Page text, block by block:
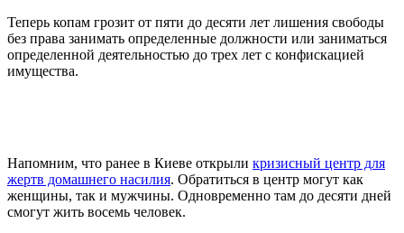
Теперь копам грозит от пяти до десяти лет лишения свободы
без права занимать определенные должности или заниматься
определенной деятельностью до трех лет с конфискацией
имущества.
Напомним, что ранее в Киеве открыли кризисный центр для
жертв домашнего насилия. Обратиться в центр могут как
женщины, так и мужчины. Одновременно там до десяти дней
смогут жить восемь человек.